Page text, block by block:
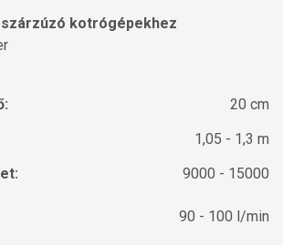
szárzúzó kotrógépekhez
20 cm
1,05 - 1,3 m
9000 - 15000
90 - 100 l/min